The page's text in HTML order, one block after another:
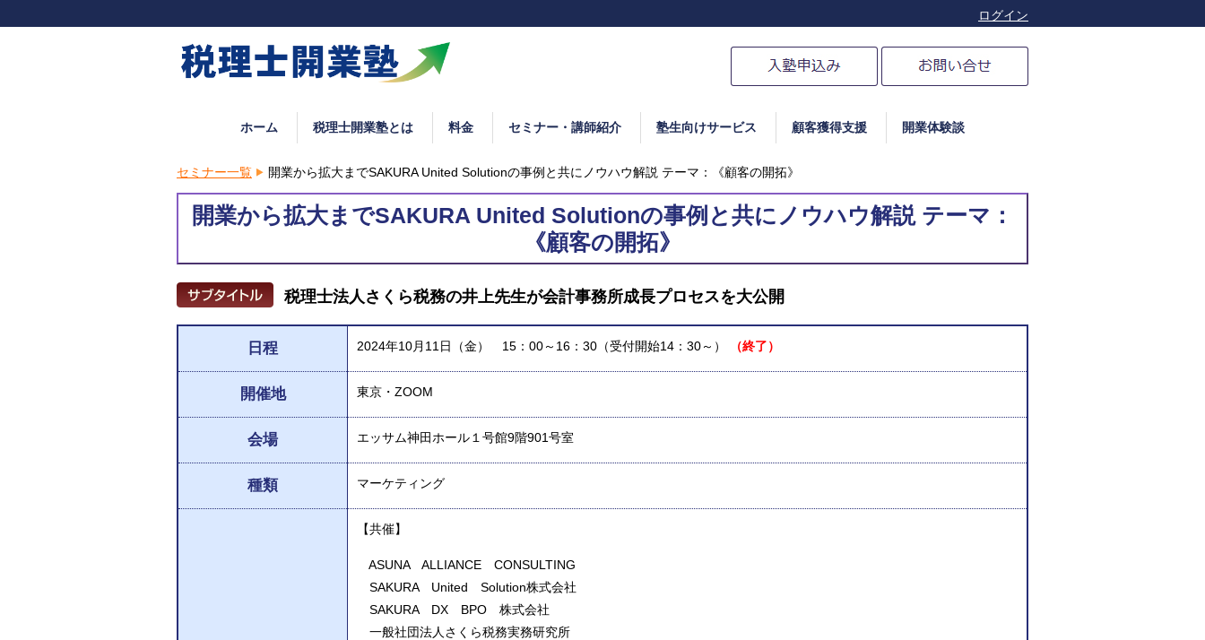
ログイン
ホーム 税理士開業塾とは 料金 セミナー・講師紹介 塾生向けサービス 顧客獲得支援 開業体験談
セミナー一覧 開業から拡大までSAKURA United Solutionの事例と共にノウハウ解説 テーマ：《顧客の開拓》
開業から拡大までSAKURA United Solutionの事例と共にノウハウ解説 テーマ：
《顧客の開拓》
税理士法人さくら税務の井上先生が会計事務所成長プロセスを大公開
日程 2024年10月11日（金） 15：00～16：30（受付開始14：30～） （終了）
開催地 東京・ZOOM
会場 エッサム神田ホール１号館9階901号室
種類 マーケティング
【共催】
ASUNA ALLIANCE
CONSULTING
SAKURA United Solution株式会社
SAKURA DX BPO 株式会社
一般社団法人さくら税務実務研究所